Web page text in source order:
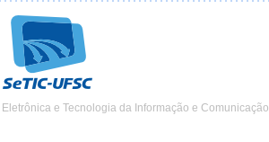
e Tecnologia da Informação e Comunicação